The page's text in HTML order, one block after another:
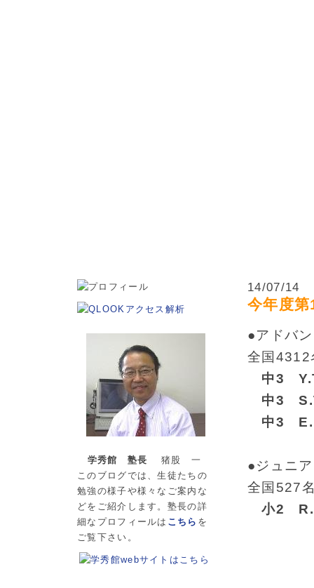
14/07/14
今年度
●アドバ
全国4312
中3
中3
中3
●ジュニ
全国527
小2
学秀館 塾長 猪股 一
このブログでは、生徒たちの
勉強の様子や様々なご案内な
どをご紹介します。塾長の詳
細なプロフィールは こちら を
ご覧下さい。